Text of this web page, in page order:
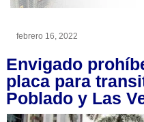
febrero 16, 2022
Envigado
placa para
Poblado y Las